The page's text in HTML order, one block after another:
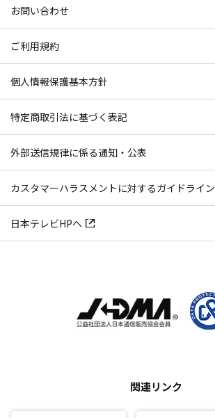
お問い合わせ
ご利用規約
個人情報保護基本方針
特定商取引法に基づく表記
外部送信規律に係る通知・公表
カスタマーハラスメントに対するガイドライン
日本テレビHPへ
関連リンク